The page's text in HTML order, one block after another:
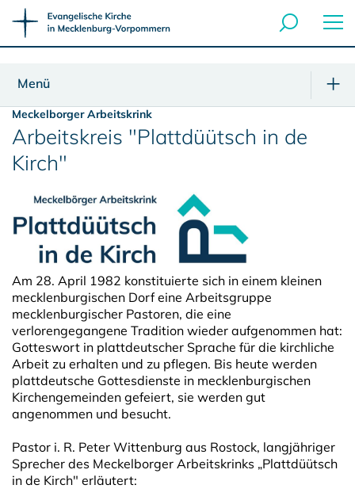
Menü
Meckelborger Arbeitskrink
Arbeitskreis "Plattdüütsch in de
Kirch"
Am 28. April 1982 konstituierte sich in einem kleinen
mecklenburgischen Dorf eine Arbeitsgruppe
mecklenburgischer Pastoren, die eine
verlorengegangene Tradition wieder aufgenommen hat:
Gotteswort in plattdeutscher Sprache für die kirchliche
Arbeit zu erhalten und zu pflegen. Bis heute werden
plattdeutsche Gottesdienste in mecklenburgischen
Kirchengemeinden gefeiert, sie werden gut
angenommen und besucht.
Pastor i. R. Peter Wittenburg aus Rostock, langjähriger
Sprecher des Meckelborger Arbeitskrinks „Plattdüütsch
in de Kirch" erläutert: